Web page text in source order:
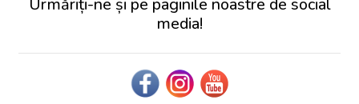
Urmăriți-ne și pe paginile noastre de social
media!